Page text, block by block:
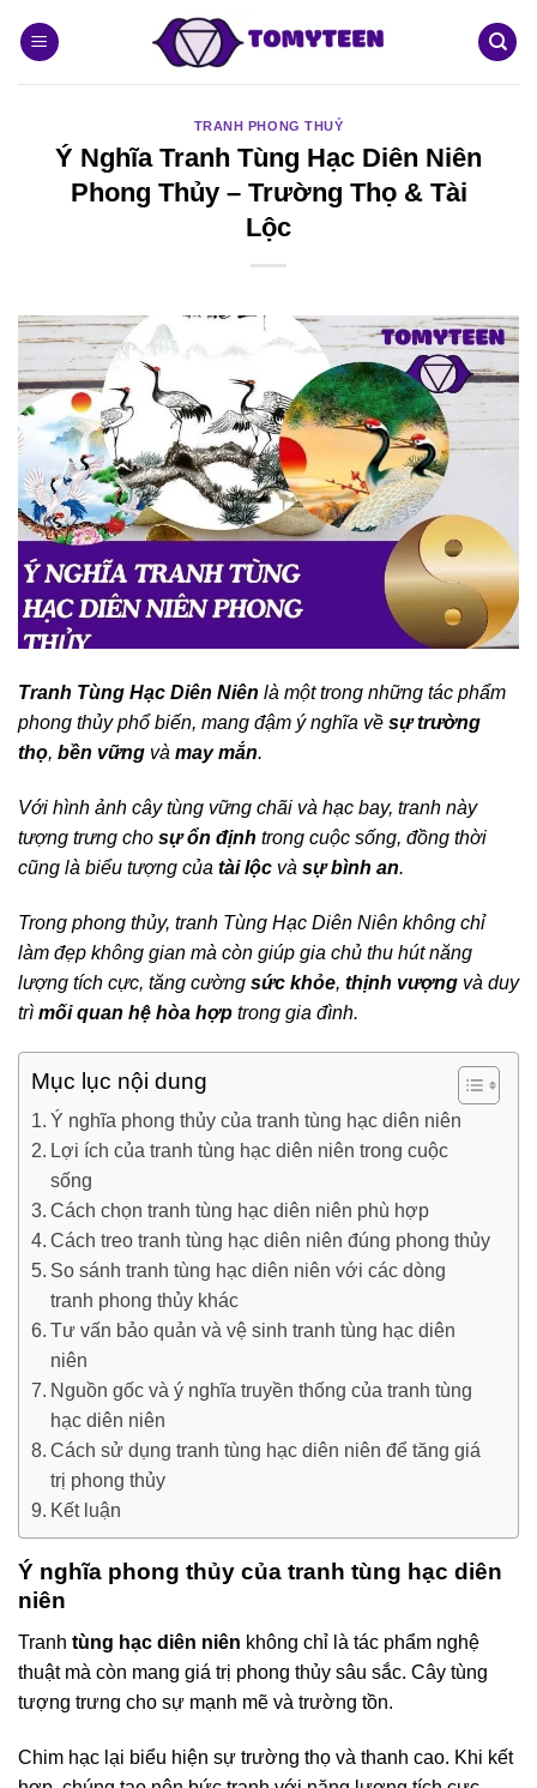
qua
TRANH PHONG THUỶ
Ý Nghĩa Tranh Tùng Hạc Diên Niên
Phong Thủy – Trường Thọ & Tài
Lộc
Tranh Tùng Hạc Diên Niên là một trong những tác phẩm
phong thủy phổ biến, mang đậm ý nghĩa về sự trường
thọ, bền vững và may mắn.
Với hình ảnh cây tùng vững chãi và hạc bay, tranh này
tượng trưng cho sự ổn định trong cuộc sống, đồng thời
cũng là biểu tượng của tài lộc và sự bình an.
Trong phong thủy, tranh Tùng Hạc Diên Niên không chỉ
làm đẹp không gian mà còn giúp gia chủ thu hút năng
lượng tích cực, tăng cường sức khỏe, thịnh vượng và duy
trì mối quan hệ hòa hợp trong gia đình.
Mục lục nội dung
Ý nghĩa phong thủy của tranh tùng hạc diên niên
Lợi ích của tranh tùng hạc diên niên trong cuộc
sống
Cách chọn tranh tùng hạc diên niên phù hợp
Cách treo tranh tùng hạc diên niên đúng phong thủy
So sánh tranh tùng hạc diên niên với các dòng
tranh phong thủy khác
Tư vấn bảo quản và vệ sinh tranh tùng hạc diên
niên
Nguồn gốc và ý nghĩa truyền thống của tranh tùng
hạc diên niên
Cách sử dụng tranh tùng hạc diên niên để tăng giá
trị phong thủy
Kết luận
Ý nghĩa phong thủy của tranh tùng hạc diên
niên
Tranh tùng hạc diên niên không chỉ là tác phẩm nghệ
thuật mà còn mang giá trị phong thủy sâu sắc. Cây tùng
tượng trưng cho sự mạnh mẽ và trường tồn.
Chim hạc lại biểu hiện sự trường thọ và thanh cao. Khi kết